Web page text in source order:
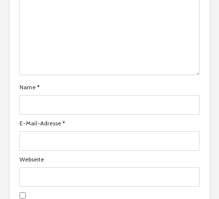
Name *
E-Mail-Adresse *
Webseite